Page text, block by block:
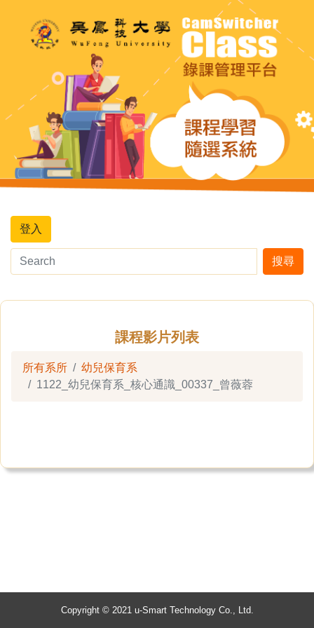
登入
搜尋
課程影片列表
所有系所
幼兒保育系
1122_幼兒保育系_核心通識_00337_曾薇蓉
Copyright © 2021 u-Smart Technology Co., Ltd.